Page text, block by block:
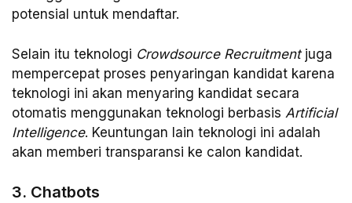
potensial untuk mendaftar.
Selain itu teknologi Crowdsource Recruitmentjuga
mempercepat proses penyaringan kandidat karena
teknologi ini akan menyaring kandidat secara
otomatis menggunakan teknologi berbasis Artificial
Intelligence. Keuntungan lain teknologi ini adalah
akan memberi transparansi ke calon kandidat.
3. Chatbots